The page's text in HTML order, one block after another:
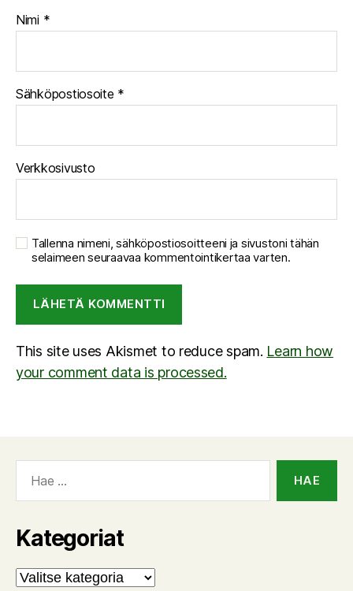
Nimi *
Sähköpostiosoite *
Verkkosivusto
Tallenna nimeni, sähköpostiosoitteeni ja sivustoni tähän
selaimeen seuraavaa kommentointikertaa varten.
This site uses Akismet to reduce spam. Learn how
your comment data is processed.
Kategoriat
Kategoriat